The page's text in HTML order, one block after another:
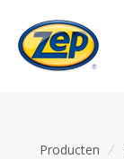
Producten /